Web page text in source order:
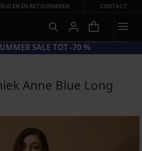
RUILEN EN RETOURNEREN CONTACT
SALE TOT -70 %
Anne Blue Long